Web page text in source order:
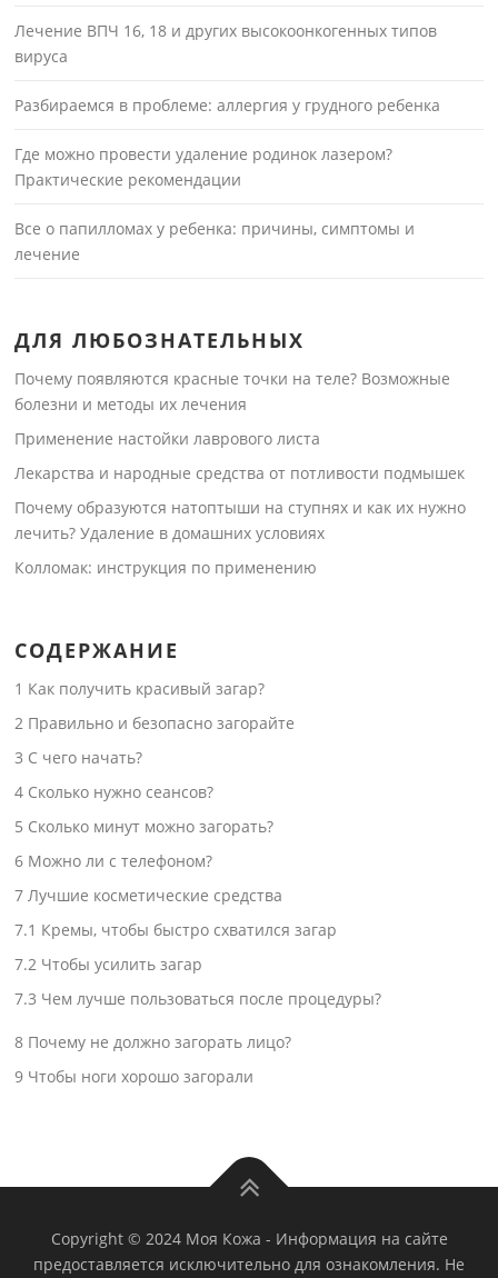
Лечение ВПЧ 16, 18 и других высокоонкогенных типов
вируса
Разбираемся в проблеме: аллергия у грудного ребенка
Где можно провести удаление родинок лазером?
Практические рекомендации
Все о папилломах у ребенка: причины, симптомы и
лечение
ДЛЯ ЛЮБОЗНАТЕЛЬНЫХ
Почему появляются красные точки на теле? Возможные
болезни и методы их лечения
Применение настойки лаврового листа
Лекарства и народные средства от потливости подмышек
Почему образуются натоптыши на ступнях и как их нужно
лечить? Удаление в домашних условиях
Колломак: инструкция по применению
СОДЕРЖАНИЕ
1 Как получить красивый загар?
2 Правильно и безопасно загорайте
3 С чего начать?
4 Сколько нужно сеансов?
5 Сколько минут можно загорать?
6 Можно ли с телефоном?
7 Лучшие косметические средства
7.1 Кремы, чтобы быстро схватился загар
7.2 Чтобы усилить загар
7.3 Чем лучше пользоваться после процедуры?
8 Почему не должно загорать лицо?
9 Чтобы ноги хорошо загорали
Copyright © 2024 Моя Кожа - Информация на сайте
предоставляется исключительно для ознакомления. Не